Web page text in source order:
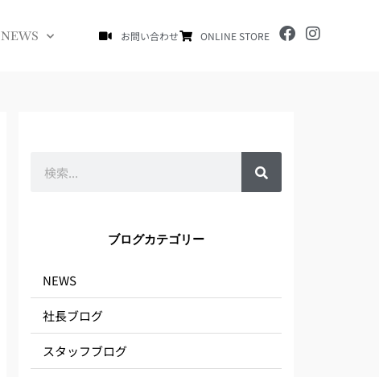
NEWS お問い合わせ ONLINE STORE F
a
I
n
ブログカテゴリー
NEWS
社長ブログ
スタッフブログ